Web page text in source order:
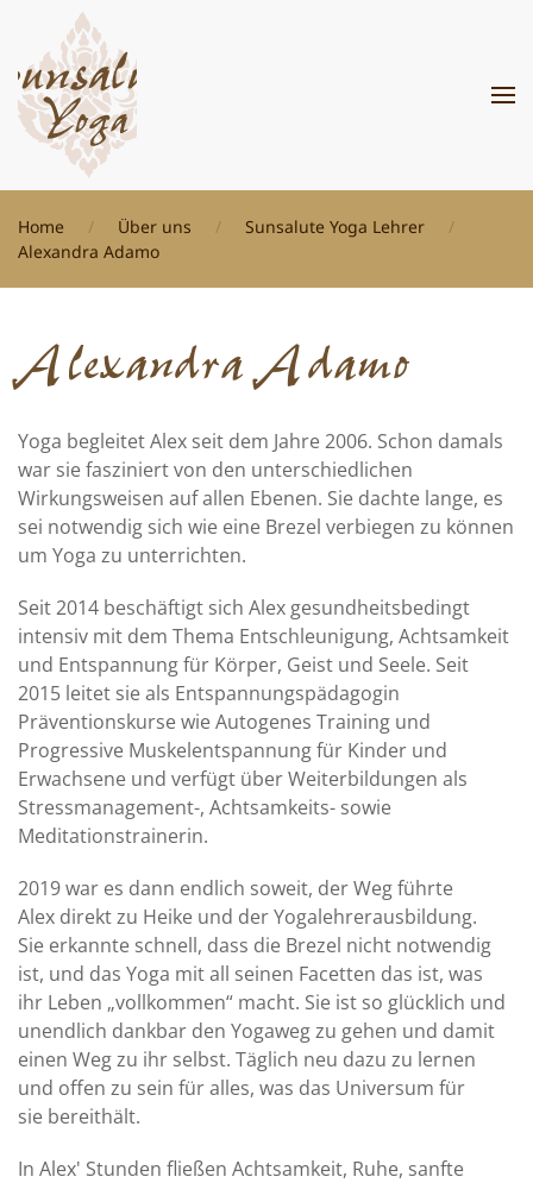
Zum Hauptinhalt springen
Home Über uns
Sunsalute Yoga Lehrer
Alexandra Adamo
Alexandra Adamo
Yoga begleitet Alex seit dem Jahre 2006. Schon damals
war sie fasziniert von den unterschiedlichen
Wirkungsweisen auf allen Ebenen. Sie dachte lange, es
sei notwendig sich wie eine Brezel verbiegen zu können
um Yoga zu unterrichten.
Seit 2014 beschäftigt sich Alex gesundheitsbedingt
intensiv mit dem Thema Entschleunigung, Achtsamkeit
und Entspannung für Körper, Geist und Seele. Seit
2015 leitet sie als Entspannungspädagogin
Präventionskurse wie Autogenes Training und
Progressive Muskelentspannung für Kinder und
Erwachsene und verfügt über Weiterbildungen als
Stressmanagement-, Achtsamkeits- sowie
Meditationstrainerin.
2019 war es dann endlich soweit, der Weg führte
Alex direkt zu Heike und der Yogalehrerausbildung.
Sie erkannte schnell, dass die Brezel nicht notwendig
ist, und das Yoga mit all seinen Facetten das ist, was
ihr Leben „vollkommen“ macht. Sie ist so glücklich und
unendlich dankbar den Yogaweg zu gehen und damit
einen Weg zu ihr selbst. Täglich neu dazu zu lernen
und offen zu sein für alles, was das Universum für
sie bereithält.
In Alex' Stunden fließen Achtsamkeit, Ruhe, sanfte